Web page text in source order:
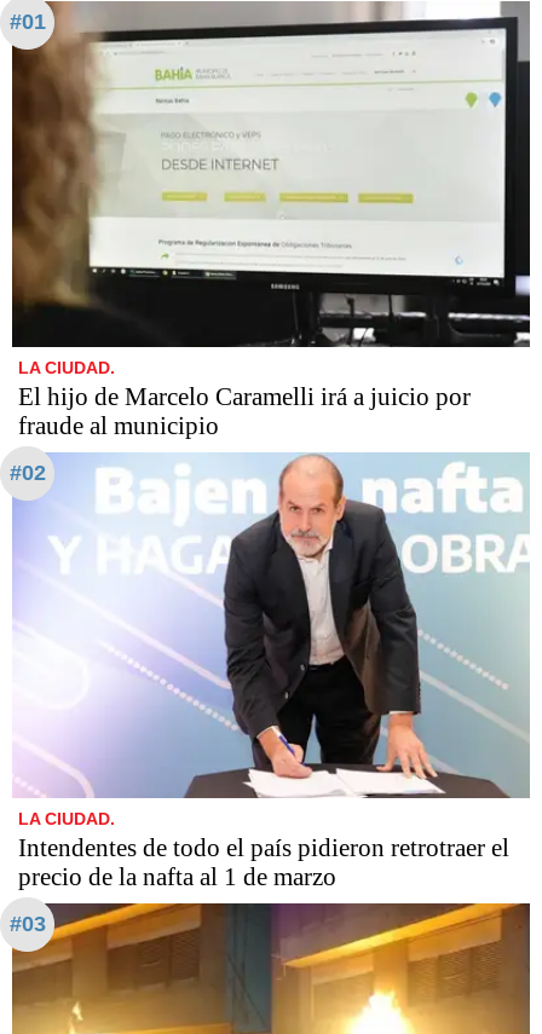
#01
LA CIUDAD.
​​​​​El hijo de Marcelo Caramelli irá a juicio por
fraude al municipio
#02
LA CIUDAD.
Intendentes de todo el país pidieron retrotraer el
precio de la nafta al 1 de marzo
#03